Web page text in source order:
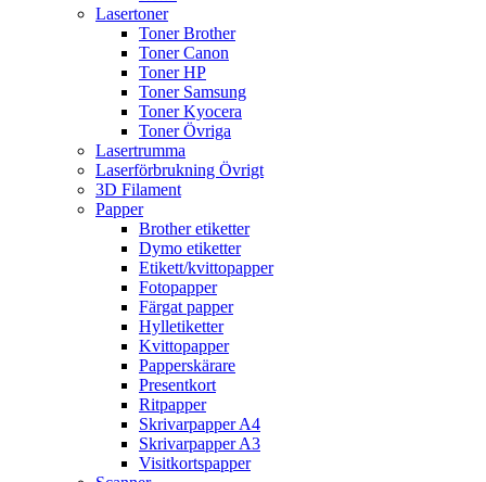
Lasertoner
Toner Brother
Toner Canon
Toner HP
Toner Samsung
Toner Kyocera
Toner Övriga
Lasertrumma
Laserförbrukning Övrigt
3D Filament
Papper
Brother etiketter
Dymo etiketter
Etikett/kvittopapper
Fotopapper
Färgat papper
Hylletiketter
Kvittopapper
Papperskärare
Presentkort
Ritpapper
Skrivarpapper A4
Skrivarpapper A3
Visitkortspapper